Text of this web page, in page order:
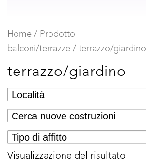
Home / Prodotto
balconi/terrazze / terrazzo/giardino
terrazzo/giardino
Visualizzazione del risultato